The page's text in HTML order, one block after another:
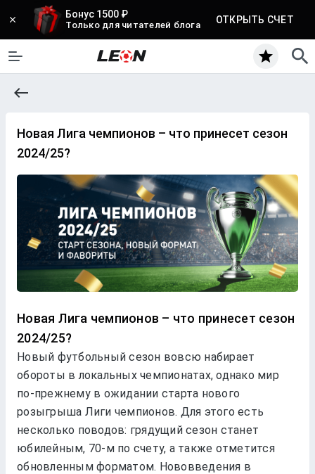
Бонус 1500 ₽
Только для читателей блога ОТКРЫТЬ СЧЕТ
Новая Лига чемпионов – что принесет сезон
2024/25?
Новая Лига чемпионов – что принесет сезон
2024/25?
Новый футбольный сезон вовсю набирает
обороты в локальных чемпионатах, однако мир
по-прежнему в ожидании старта нового
розыгрыша Лиги чемпионов. Для этого есть
несколько поводов: грядущий сезон станет
юбилейным, 70-м по счету, а также отметится
обновленным форматом. Нововведения в